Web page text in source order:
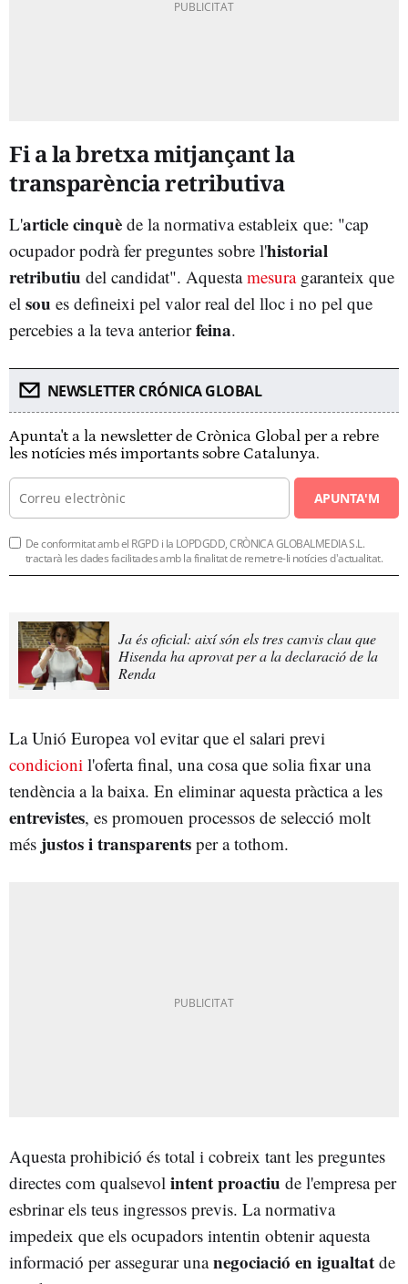
Fi a la bretxa mitjançant la
transparència retributiva
L'article cinquè de la normativa estableix que: "cap
ocupador podrà fer preguntes sobre l'historial
retributiu del candidat". Aquestamesura garanteix que
el sou es defineixi pel valor real del lloc i no pel que
percebies a la teva anteriorfeina.
NEWSLETTER CRÓNICA GLOBAL
Apunta't a la newsletter de Crònica Global per a rebre
les notícies més importants sobre Catalunya.
APUNTA'M
De conformitat amb el RGPD i la LOPDGDD, CRÒNICA GLOBALMEDIA S.L.
tractarà les dades facilitades amb la finalitat de remetre-li notícies d'actualitat.
Ja és oficial: així són els tres canvis clau que
Hisenda ha aprovat per a la declaració de la
Renda
La Unió Europea vol evitar que el salari previ
condicioni l'oferta final, una cosa que solia fixar una
tendència a la baixa. En eliminar aquesta pràctica a les
entrevistes, es promouen processos de selecció molt
més justos i transparents per a tothom.
Aquesta prohibició és total i cobreix tant les preguntes
directes com qualsevol intent proactiu de l'empresa per
esbrinar els teus ingressos previs. La normativa
impedeix que els ocupadors intentin obtenir aquesta
informació per assegurar unanegociació en igualtat de